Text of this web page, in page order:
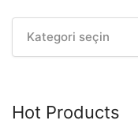
Kategori seçin
Hot Products